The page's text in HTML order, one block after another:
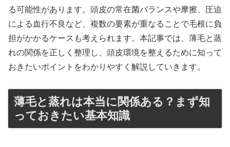
る可能性があります。頭皮の常在菌バランスや摩擦、圧迫
による血行不良など、複数の要素が重なることで毛根に負
担がかかるケースも考えられます。本記事では、薄毛と蒸
れの関係を正しく整理し、頭皮環境を整えるために知って
おきたいポイントをわかりやすく解説していきます。
薄毛と蒸れは本当に関係ある？まず知
っておきたい基本知識